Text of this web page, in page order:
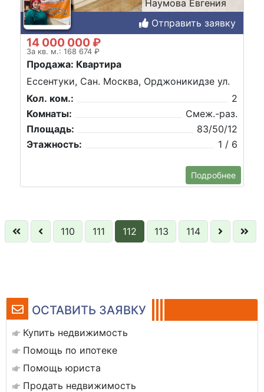
ОСТАВИТЬ ЗАЯВКУ
Купить недвижимость
Помощь по ипотеке
Помощь юриста
Продать недвижимость
Наумова Евгения
Отправить заявку
14 000 000 ₽
За кв. м.: 168 674 ₽
Продажа: Квартира
Ессентуки, Сан. Москва, Орджоникидзе ул.
Кол. ком.:
2
Комнаты:
Смеж.-раз.
Площадь:
83/50/12
Этажность:
1 / 6
Подробнее
110 111 112 113 114